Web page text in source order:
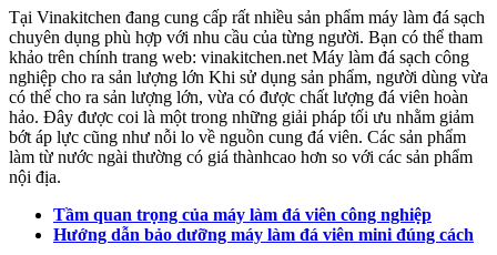
Tại Vinakitchen đang cung cấp rất nhiều sản phẩm máy làm đá sạch
chuyên dụng phù hợp với nhu cầu của từng người. Bạn có thể tham
khảo trên chính trang web: vinakitchen.net Máy làm đá sạch công
nghiệp cho ra sản lượng lớn Khi sử dụng sản phẩm, người dùng vừa
có thể cho ra sản lượng lớn, vừa có được chất lượng đá viên hoàn
hảo. Đây được coi là một trong những giải pháp tối ưu nhằm giảm
bớt áp lực cũng như nỗi lo về nguồn cung đá viên. Các sản phẩm
làm từ nước ngài thường có giá thànhcao hơn so với các sản phẩm
nội địa.
Tầm quan trọng của máy làm đá viên công nghiệp
Hướng dẫn bảo dưỡng máy làm đá viên mini đúng cách